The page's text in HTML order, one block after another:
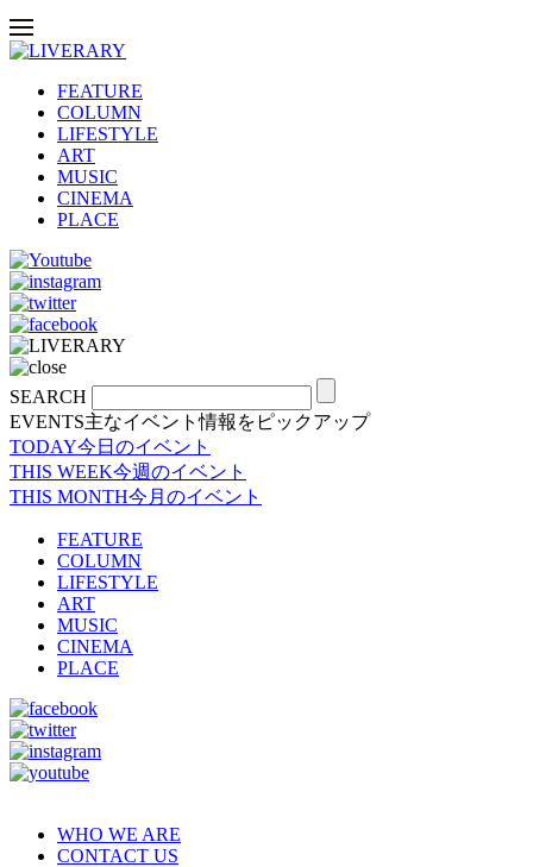
FEATURE
COLUMN
LIFESTYLE
ART
MUSIC
CINEMA
PLACE
SEARCH
EVENTS主なイベント情報をピックアップ
TODAY今日のイベント
THIS WEEK今週のイベント
THIS MONTH今月のイベント
FEATURE
COLUMN
LIFESTYLE
ART
MUSIC
CINEMA
PLACE
WHO WE ARE
CONTACT US